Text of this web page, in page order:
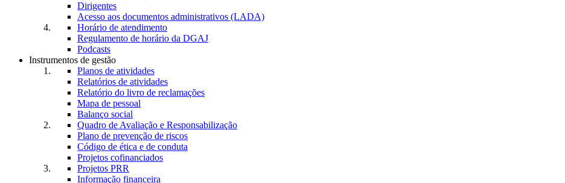
Dirigentes
Acesso aos documentos administrativos (LADA)
Horário de atendimento
Regulamento de horário da DGAJ
Podcasts
Instrumentos de gestão
Planos de atividades
Relatórios de atividades
Relatório do livro de reclamações
Mapa de pessoal
Balanço social
Quadro de Avaliação e Responsabilização
Plano de prevenção de riscos
Código de ética e de conduta
Projetos cofinanciados
Projetos PRR
Informação financeira